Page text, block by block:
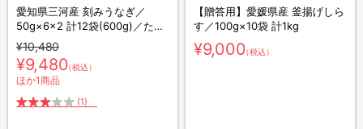
愛知県三河産 刻みうなぎ／
50g×6×2 計12袋(600g)／た
れ・山椒付き
¥10,480
¥9,480（税込）
ほか1商品
(1)
【贈答用】愛媛県産 釜揚げしら
す／100g×10袋 計1kg
¥9,000（税込）